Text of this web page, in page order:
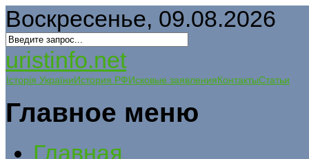
Воскресенье, 09.08.2026
uristinfo.net
Історія УкраїниИстория РФИсковые заявленияКонтактыСтатьи
Главное меню
Главная